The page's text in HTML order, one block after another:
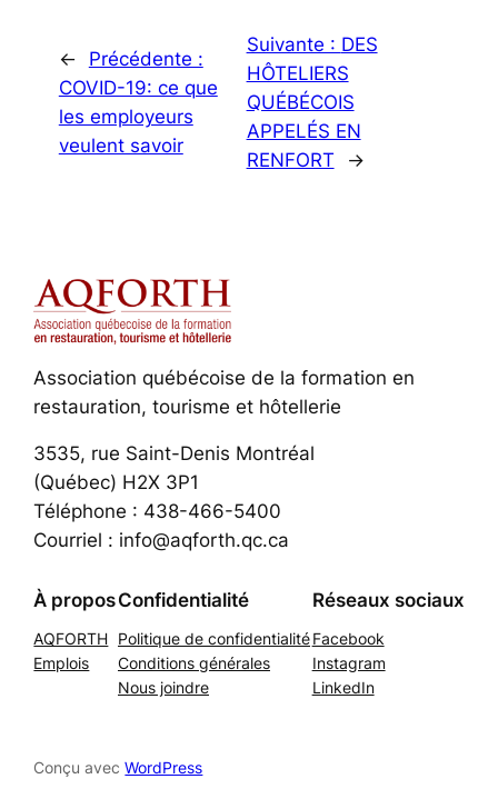
←
Précédente :
COVID-19: ce que
les employeurs
veulent savoir
Suivante : DES
HÔTELIERS
QUÉBÉCOIS
APPELÉS EN
RENFORT
→
Association québécoise de la formation en
restauration, tourisme et hôtellerie
3535, rue Saint-Denis Montréal
(Québec) H2X 3P1
Téléphone : 438-466-5400
Courriel : info@aqforth.qc.ca
À propos
AQFORTH
Emplois
Confidentialité
Politique de confidentialité
Conditions générales
Nous joindre
Réseaux sociaux
Facebook
Instagram
LinkedIn
Conçu avecWordPress